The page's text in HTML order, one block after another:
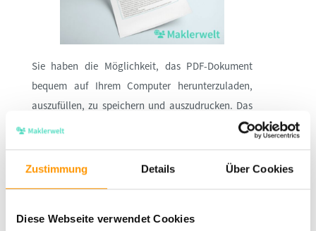
Zustimmung Details Über Cookies
Diese Webseite verwendet Cookies
Sie haben die Möglichkeit, das PDF-Dokument
bequem auf Ihrem Computer herunterzuladen,
auszufüllen, zu speichern und auszudrucken. Das
Dokument steht Ihnen in Ihrem Mitgliederbereich
kompletten Prozess der Bearbeitung und
Verwendung des Formulars direkt auf Ihrem
den Einsatz von Papier.